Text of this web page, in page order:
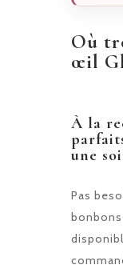
Où
œil
À la
une
Pas